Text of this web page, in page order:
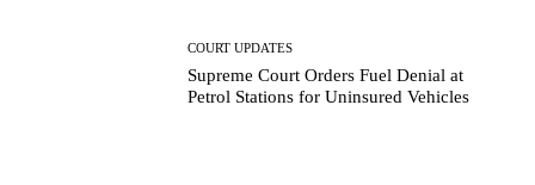
COURT UPDATES
Supreme Court Orders Fuel Denial at
Petrol Stations for Uninsured Vehicles